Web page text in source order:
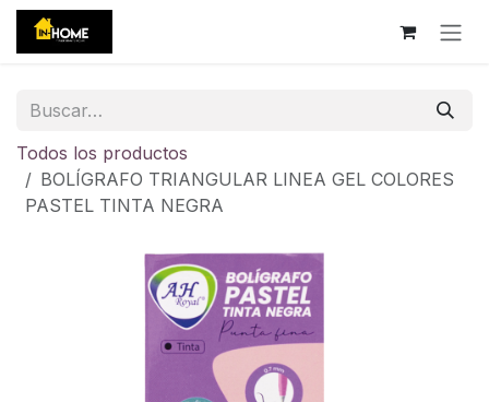
Ir al contenido
Todos los productos
BOLÍGRAFO TRIANGULAR LINEA GEL COLORES
PASTEL TINTA NEGRA